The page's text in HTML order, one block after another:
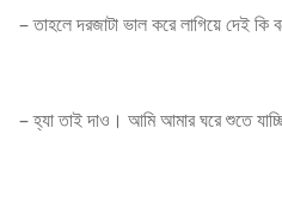
– তাহলে দরজাটা ভাল করে লাগিয়ে দেই কি
– হ্যা তাই দাও। আমি আমার ঘরে শুতে